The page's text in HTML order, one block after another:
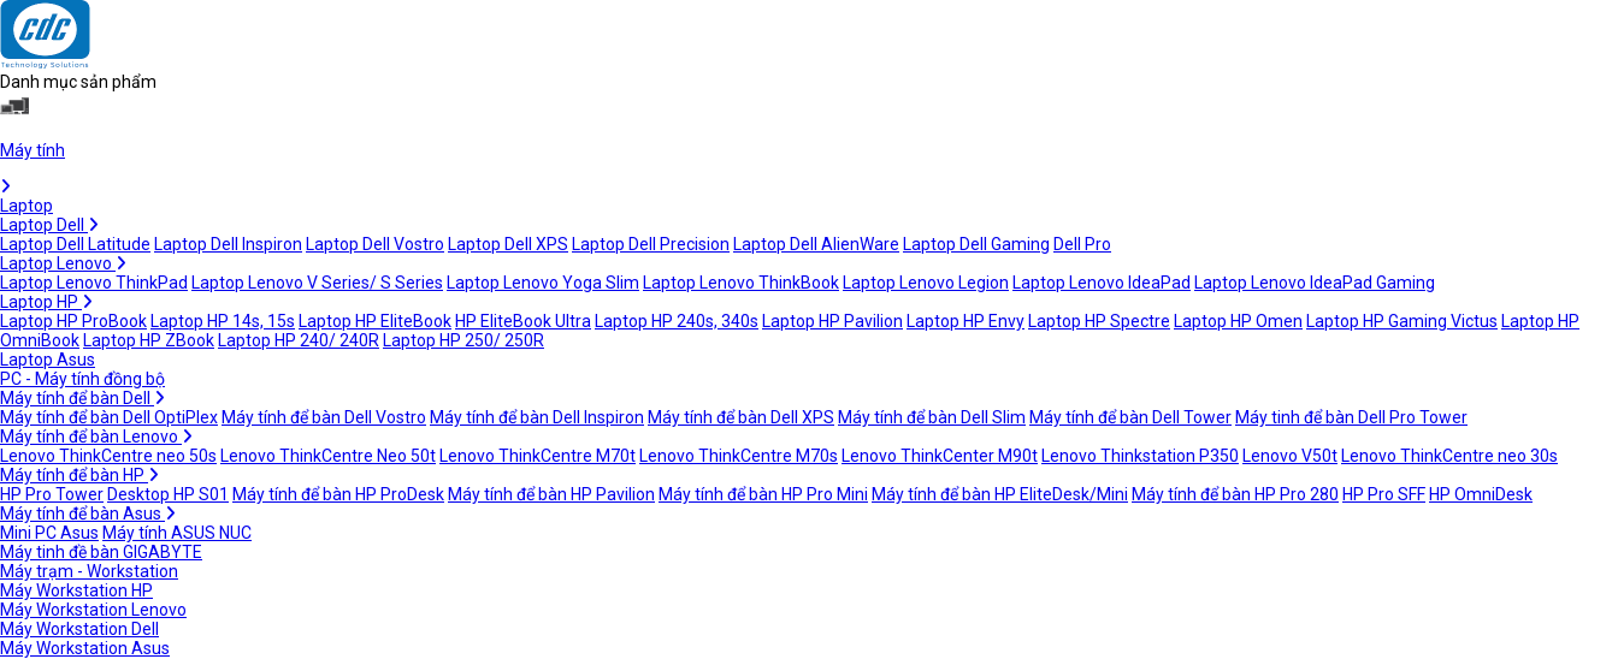
Danh mục sản phẩm
Máy tính
Laptop
Laptop Dell
Laptop Dell Latitude Laptop Dell Inspiron Laptop Dell Vostro Laptop Dell XPS Laptop Dell Precision Laptop Dell AlienWare Laptop Dell Gaming Dell Pro
Laptop Lenovo
Laptop Lenovo ThinkPad Laptop Lenovo V Series/ S Series Laptop Lenovo Yoga Slim Laptop Lenovo ThinkBook Laptop Lenovo Legion Laptop Lenovo IdeaPad Laptop Lenovo IdeaPad Gaming
Laptop HP
Laptop HP ProBook Laptop HP 14s, 15s Laptop HP EliteBook HP EliteBook Ultra Laptop HP 240s, 340s Laptop HP Pavilion Laptop HP Envy Laptop HP Spectre Laptop HP Omen Laptop HP Gaming Victus Laptop HP
OmniBook Laptop HP ZBook Laptop HP 240/ 240R Laptop HP 250/ 250R
Laptop Asus
PC - Máy tính đồng bộ
Máy tính để bàn Dell
Máy tính để bàn Dell OptiPlex Máy tính để bàn Dell Vostro Máy tính để bàn Dell Inspiron Máy tính để bàn Dell XPS Máy tính để bàn Dell Slim Máy tính để bàn Dell Tower Máy tinh để bàn Dell Pro Tower
Máy tính để bàn Lenovo
Lenovo ThinkCentre neo 50s Lenovo ThinkCentre Neo 50t Lenovo ThinkCentre M70t Lenovo ThinkCentre M70s Lenovo ThinkCenter M90t Lenovo Thinkstation P350 Lenovo V50t Lenovo ThinkCentre neo 30s
Máy tính để bàn HP
HP Pro Tower Desktop HP S01 Máy tính để bàn HP ProDesk Máy tính để bàn HP Pavilion Máy tính để bàn HP Pro Mini Máy tính để bàn HP EliteDesk/Mini Máy tính để bàn HP Pro 280 HP Pro SFF HP OmniDesk
Máy tính để bàn Asus
Mini PC Asus Máy tính ASUS NUC
Máy tinh đề bàn GIGABYTE
Máy trạm - Workstation
Máy Workstation HP
Máy Workstation Lenovo
Máy Workstation Dell
Máy Workstation Asus